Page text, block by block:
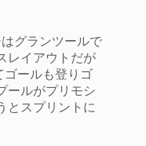
グランツールで
レイアウトだが
ゴールも登りゴ
ールがプリモシ
とスプリントに